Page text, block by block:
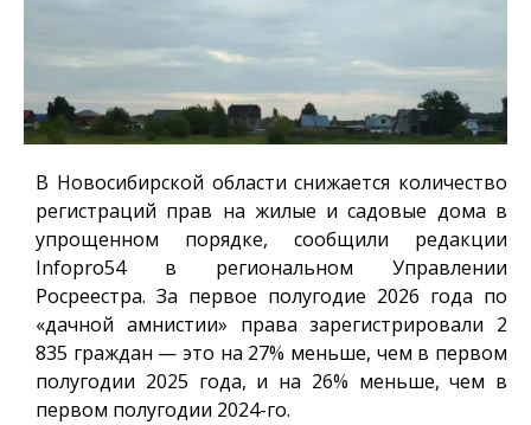
В Новосибирской области снижается количество
регистраций прав на жилые и садовые дома в
упрощенном порядке, сообщили редакции
Infopro54в региональном Управлении
Росреестра. За первое полугодие 2026 года по
«дачной амнистии» права зарегистрировали 2
835 граждан — это на 27% меньше, чем в первом
полугодии 2025 года, и на 26% меньше, чем в
первом полугодии 2024-го.